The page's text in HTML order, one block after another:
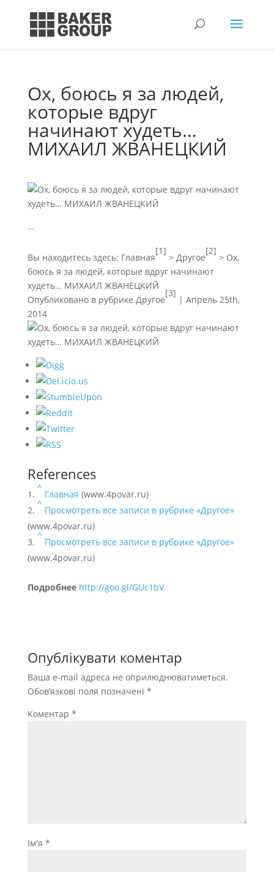
Ох, боюсь я за людей,
которые вдруг
начинают худеть…
МИХАИЛ ЖВАНЕЦКИЙ
…
Вы находитесь здесь: Главная
[1]
> Другое
[2]
> Ох,
боюсь я за людей, которые вдруг начинают
худеть… МИХАИЛ ЖВАНЕЦКИЙ
Опубликовано в рубрике Другое
[3]
| Апрель 25th,
2014
References
^
Главная (www.4povar.ru)
^
Просмотреть все записи в рубрике «Другое»
(www.4povar.ru)
^
Просмотреть все записи в рубрике «Другое»
(www.4povar.ru)
Подробнее http://goo.gl/GUc1bV
Опублікувати коментар
Ваша e-mail адреса не оприлюднюватиметься.
Обов’язкові поля позначені *
Коментар *
Ім'я *